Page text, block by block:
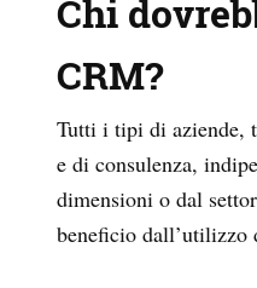
Chi
CRM?
Tutti i tipi di aziende,
e di consulenza,
dimensioni o dal
beneficio dall’utilizzo